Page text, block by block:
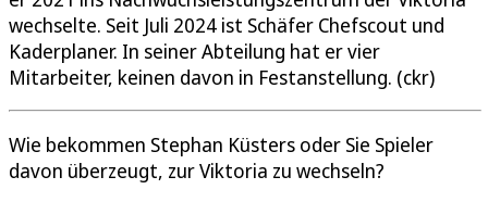
wechselte. Seit Juli 2024 ist Schäfer Chefscout und
Kaderplaner. In seiner Abteilung hat er vier
Mitarbeiter, keinen davon in Festanstellung. (ckr)
Wie bekommen Stephan Küsters oder Sie Spieler
davon überzeugt, zur Viktoria zu wechseln?